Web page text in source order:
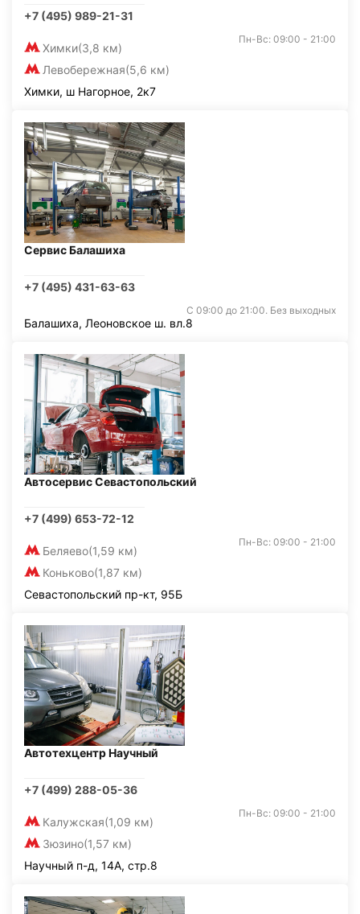
+7 (495) 989-21-31
Химки(3,8 км)
Левобережная(5,6 км)
Пн-Вс: 09:00 - 21:00
Химки, ш Нагорное, 2к7
Сервис Балашиха
+7 (495) 431-63-63
С 09:00 до 21:00. Без выходных
Балашиха, Леоновское ш. вл.8
Автосервис Севастопольский
+7 (499) 653-72-12
Беляево(1,59 км)
Коньково(1,87 км)
Пн-Вс: 09:00 - 21:00
Севастопольский пр-кт, 95Б
Автотехцентр Научный
+7 (499) 288-05-36
Калужская(1,09 км)
Зюзино(1,57 км)
Пн-Вс: 09:00 - 21:00
Научный п-д, 14А, стр.8